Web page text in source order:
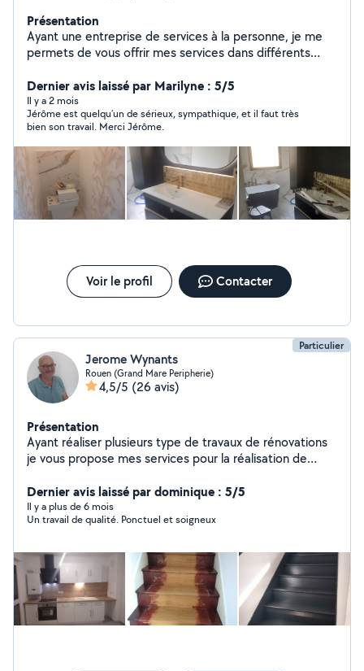
Présentation
Ayant une entreprise de services à la personne, je me
permets de vous offrir mes services dans différents
Accompagnement administratif Préparation de repas...
En faisant appel à nos services, vous bénéficiez d'une
avance immédiate du crédit d'impôt. Vous ne réglez que
la moitié de facture, l'autre moitié est prise en charge
par L'URSSAF. N'hésitez pas à vous renseigner.
Dernier avis laissé par Marilyne : 5/5
Il y a 2 mois
Jérôme est quelqu’un de sérieux, sympathique, et il faut très
bien son travail. Merci Jérôme.
Voir le profil Contacter
Particulier
Jerome Wynants
Rouen (Grand Mare Peripherie)
4,5/5 (26 avis)
Présentation
Ayant réaliser plusieurs type de travaux de rénovations
je vous propose mes services pour la réalisation de
électricité, plomberie, montage électroménager,
entretiens espace vert
Dernier avis laissé par dominique : 5/5
Il y a plus de 6 mois
Un travail de qualité. Ponctuel et soigneux